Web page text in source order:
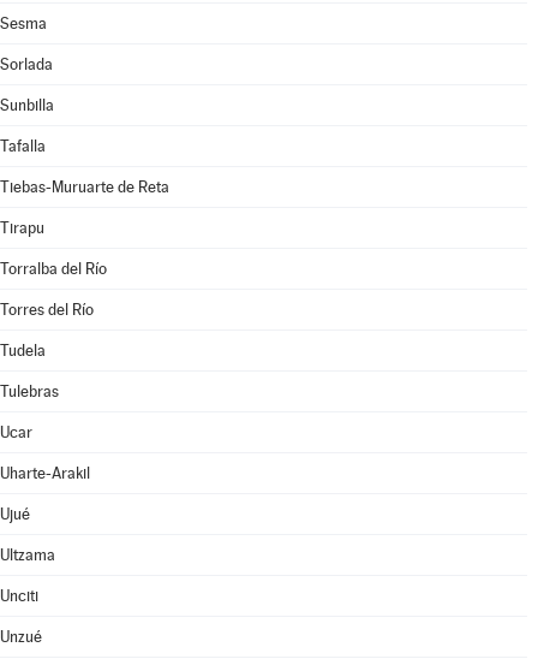
Sesma
Sorlada
Sunbilla
Tafalla
Tiebas-Muruarte de Reta
Tirapu
Torralba del Río
Torres del Río
Tudela
Tulebras
Ucar
Uharte-Arakil
Ujué
Ultzama
Unciti
Unzué